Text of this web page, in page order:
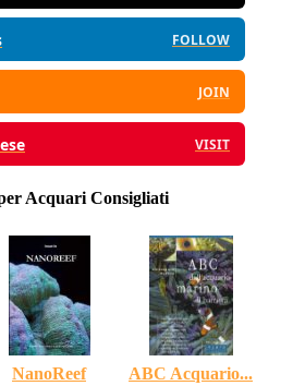
FOLLOW
JOIN
VISIT
Acquari Consigliati
NanoReef
ABC Acquario...